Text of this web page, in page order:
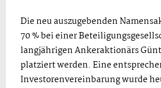
Die neu auszugebenden
70 % bei einer
langjährigen Ankeraktionärs
platziert werden. Eine
Investorenvereinbarung wurde